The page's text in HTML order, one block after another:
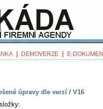
DEMOVERZE E-
úpravy dle verzí / V16